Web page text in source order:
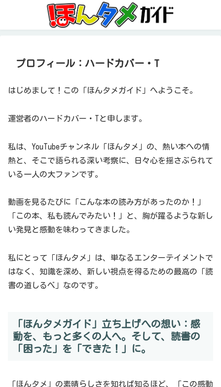
プロフィール：ハードカバー・T
はじめまして！この「ほんタメガイド」へようこそ。
運営者のハードカバー・Tと申します。
私は、YouTubeチャンネル「ほんタメ」の、熱い本への情
熱と、そこで語られる深い考察に、日々心を揺さぶられて
いる一人の大ファンです。
動画を見るたびに「こんな本の読み方があったのか！」
「この本、私も読んでみたい！」と、胸が躍るような新し
い発見と感動を味わってきました。
私にとって「ほんタメ」は、単なるエンターテイメントで
はなく、知識を深め、新しい視点を得るための最高の「読
書の道しるべ」なのです。
「ほんタメガイド」立ち上げへの想い：感
動を、もっと多くの人へ。そして、読書の
「困った」を「できた！」に。
「ほんタメ」の素晴らしさを知れば知るほど、「この感動